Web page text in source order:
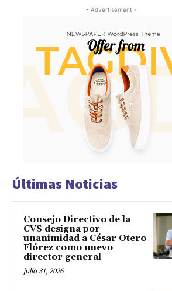
- Advertisement -
Últimas Noticias
Consejo Directivo de la
CVS designa por
unanimidad a César Otero
Flórez como nuevo
director general
julio 31, 2026